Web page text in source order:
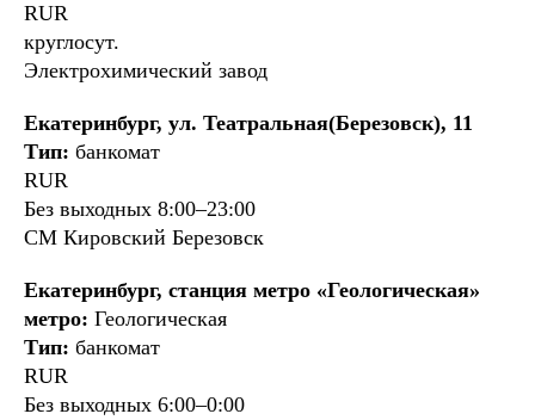
RUR
круглосут.
Электрохимический завод
Екатеринбург, ул. Театральная(Березовск), 11
Тип: банкомат
RUR
Без выходных 8:00–23:00
СМ Кировский Березовск
Екатеринбург, станция метро «Геологическая»
метро: Геологическая
Тип: банкомат
RUR
Без выходных 6:00–0:00